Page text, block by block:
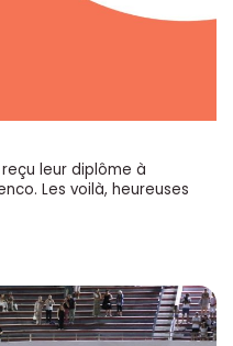
leur diplôme à
Les voilà, heureuses